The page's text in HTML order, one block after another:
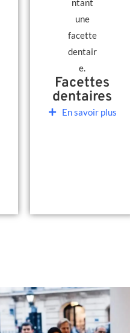
Facettes
dentaires
En savoir plus